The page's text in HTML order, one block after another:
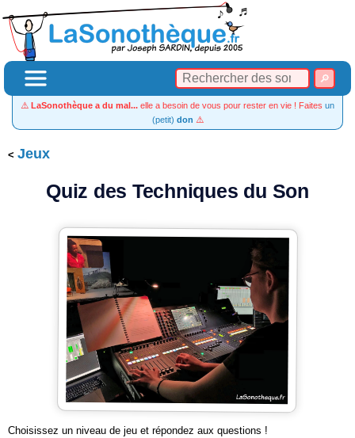
⚠️ LaSonothèque a du mal... elle a besoin de vous pour rester en vie ! Faites un
(petit) don ⚠️
Jeux
Quiz des Techniques du Son
Choisissez un niveau de jeu et répondez aux questions !